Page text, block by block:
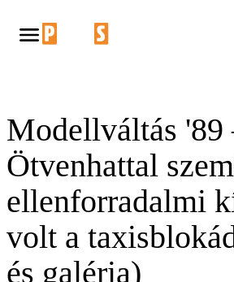
Modellváltás '89
Ötvenhattal
ellenforradalmi
volt a
és galéria)